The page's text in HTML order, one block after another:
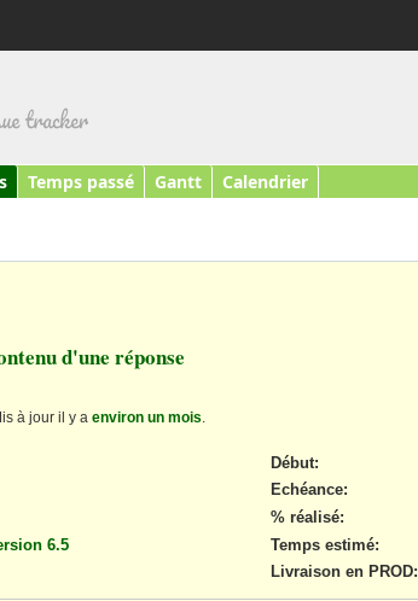
Temps passé Gantt Calendrier
d'une réponse
à jour il y a environ un mois
6.5
Début:
Echéance:
% réalisé:
Temps estimé:
Livraison en PROD: